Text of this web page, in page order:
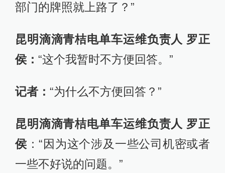
部门的牌照就上路了？”
昆明滴滴青桔电单车运维负责人 罗正
侯： “这个我暂时不方便回答。”
记者： “为什么不方便回答？”
昆明滴滴青桔电单车运维负责人 罗正
侯 ：“因为这个涉及一些公司机密或者
一些不好说的问题。”